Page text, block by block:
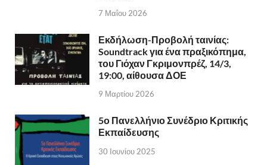
7 Μαΐου 2026
Εκδήλωση-Προβολή ταινίας:
Soundtrack για ένα πραξικόπημα,
του Γιόχαν Γκριμονπρέζ, 14/3,
19:00, αίθουσα ΔΟΕ
9 Μαρτίου 2026
5ο Πανελλήνιο Συνέδριο Κριτικής
Εκπαίδευσης
30 Ιουνίου 2025